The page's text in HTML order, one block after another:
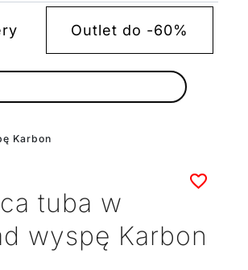
Outlet do -60%
Karbon
tuba w
wyspę Karbon